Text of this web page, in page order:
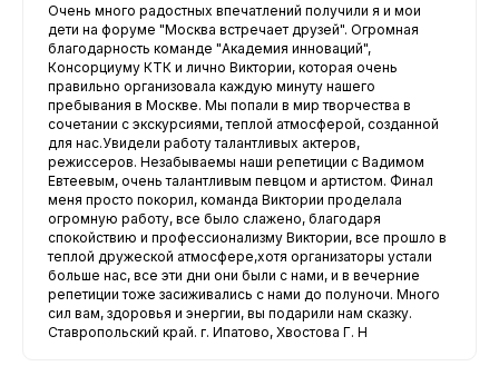
Очень много радостных впечатлений получили я и мои
дети на форуме "Москва встречает друзей". Огромная
благодарность команде "Академия инноваций",
Консорциуму КТК и лично Виктории, которая очень
правильно организовала каждую минуту нашего
пребывания в Москве. Мы попали в мир творчества в
сочетании с экскурсиями, теплой атмосферой, созданной
для нас.Увидели работу талантливых актеров,
режиссеров. Незабываемы наши репетиции с Вадимом
Евтеевым, очень талантливым певцом и артистом. Финал
меня просто покорил, команда Виктории проделала
огромную работу, все было слажено, благодаря
спокойствию и профессионализму Виктории, все прошло в
теплой дружеской атмосфере,хотя организаторы устали
больше нас, все эти дни они были с нами, и в вечерние
репетиции тоже засиживались с нами до полуночи. Много
сил вам, здоровья и энергии, вы подарили нам сказку.
Ставропольский край. г. Ипатово, Хвостова Г. Н